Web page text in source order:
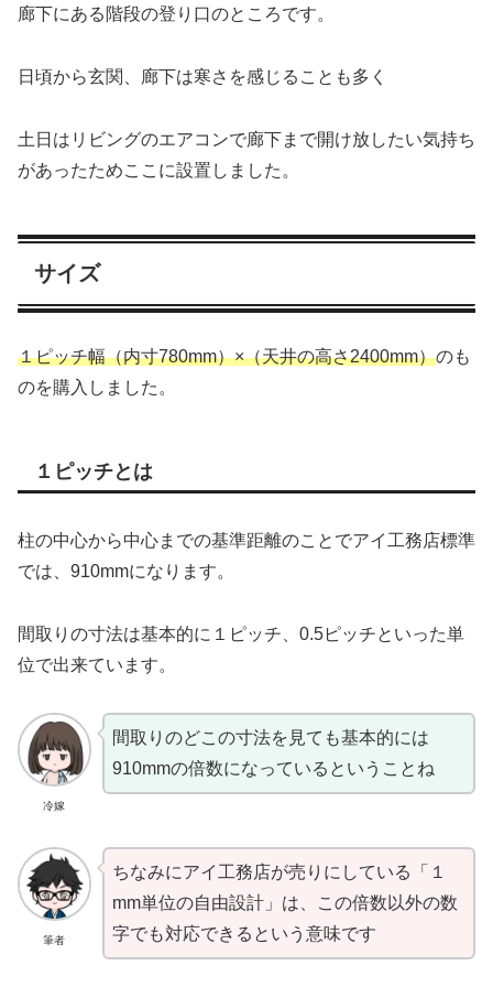
廊下にある階段の登り口のところです。
日頃から玄関、廊下は寒さを感じることも多く
土日はリビングのエアコンで廊下まで開け放したい気持ち
があったためここに設置しました。
サイズ
１ピッチ幅（内寸780mm）×（天井の高さ2400mm）のも
のを購入しました。
１ピッチとは
柱の中心から中心までの基準距離のことでアイ工務店標準
では、910mmになります。
間取りの寸法は基本的に１ピッチ、0.5ピッチといった単
位で出来ています。
冷嫁
間取りのどこの寸法を見ても基本的には
910mmの倍数になっているということね
筆者
ちなみにアイ工務店が売りにしている「１
mm単位の自由設計」は、この倍数以外の数
字でも対応できるという意味です